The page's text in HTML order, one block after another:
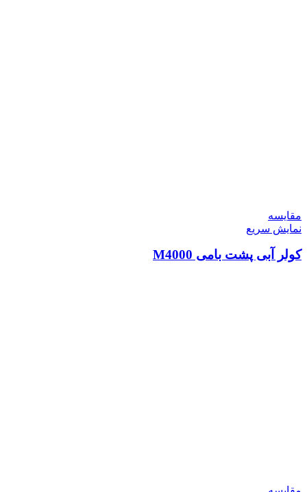
مقايسه
نمایش سریع
کولر آبی پشت بامی M4000